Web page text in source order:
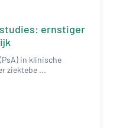
ernstiger
in klinische
ziektebe ...